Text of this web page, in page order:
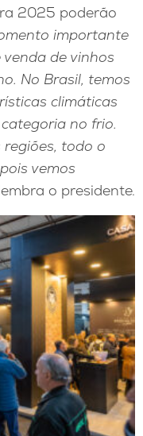
2025 poderão
importante
de vinhos
No Brasil, temos
climáticas
no frio.
regiões, todo o
vemos
o presidente.